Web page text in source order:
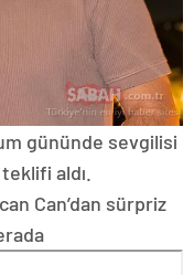
gününde sevgilisi
aldı.
Can’dan sürpriz